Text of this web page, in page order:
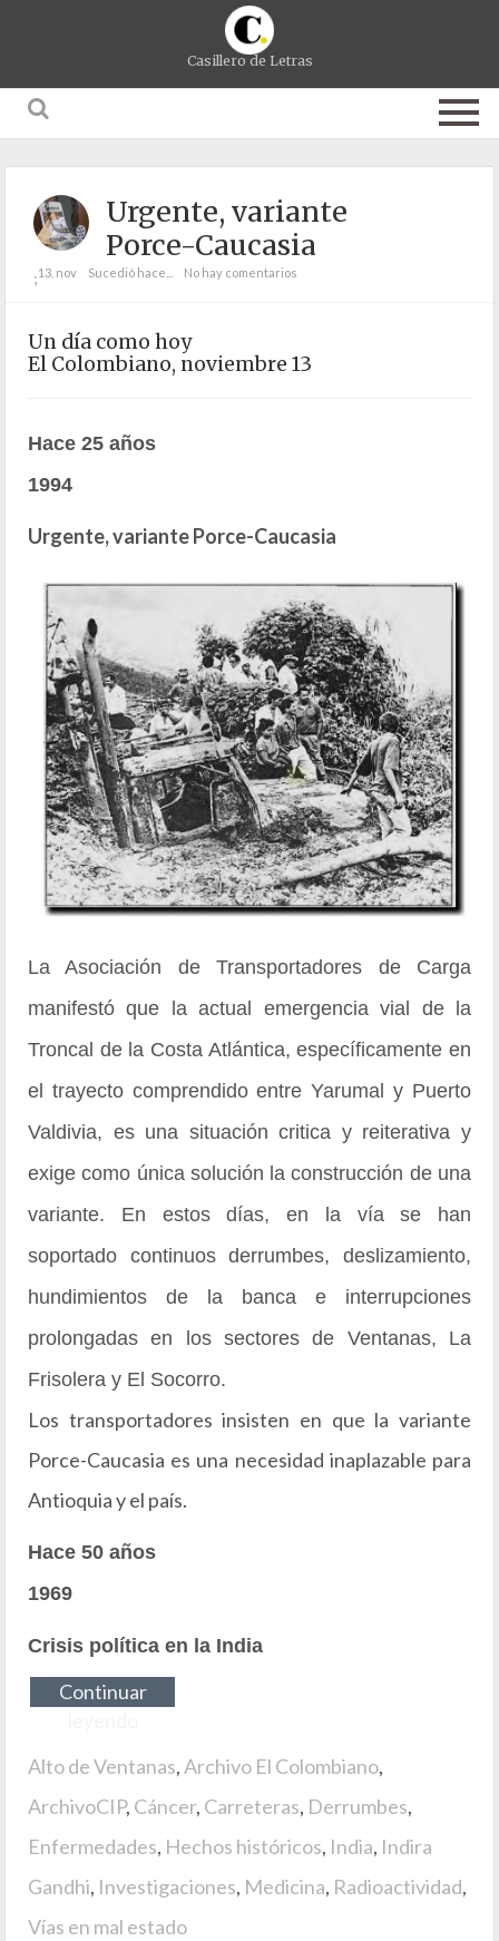
Casillero de Letras
Urgente, variante
Porce-Caucasia
;13. nov Sucedió hace... No hay comentarios
Un día como hoy
El Colombiano, noviembre 13
Hace 25 años
1994
Urgente, variante Porce-Caucasia
La Asociación de Transportadores de Carga
manifestó que la actual emergencia vial de la
Troncal de la Costa Atlántica, específicamente en
el trayecto comprendido entre Yarumal y Puerto
Valdivia, es una situación critica y reiterativa y
exige como única solución la construcción de una
variante. En estos días, en la vía se han
soportado continuos derrumbes, deslizamiento,
hundimientos de la banca e interrupciones
prolongadas en los sectores de Ventanas, La
Frisolera y El Socorro.
Los transportadores insisten en que la variante
Porce-Caucasia es una necesidad inaplazable para
Antioquia y el país.
Hace 50 años
1969
Crisis política en la India
Continuar
Alto de Ventanas,Archivo El Colombiano,
ArchivoCIP, Cáncer, Carreteras, Derrumbes,
Enfermedades, Hechos históricos, India, Indira
Gandhi, Investigaciones, Medicina, Radioactividad,
Vías en mal estado